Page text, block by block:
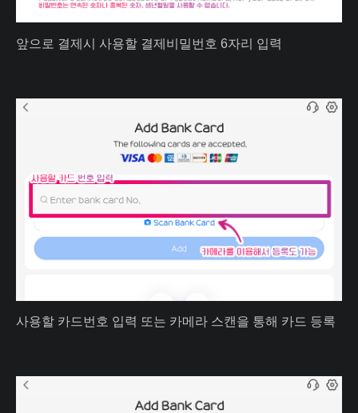
앞으로 결제시 사용할 결제비밀번호 6자리 입력
사용할 카드번호 입력 또는 카메라 스캔을 통해 카드 등록